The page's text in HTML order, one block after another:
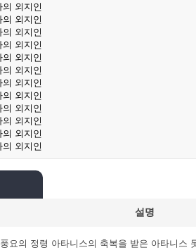
외지인
외지인
외지인
외지인
외지인
외지인
외지인
외지인
외지인
외지인
외지인
외지인
설명
풍요의 정령 아타니스의 축복을 받은 아타니스